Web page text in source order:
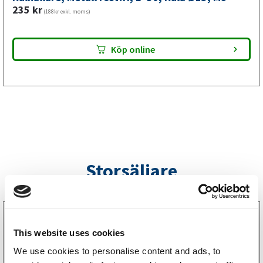
This website uses cookies
We use cookies to personalise content and ads, to
mm,
mängd
235 kr (188kr exkl. moms)
Köp online
Storsäljare
LGF Skylt Självhäftande